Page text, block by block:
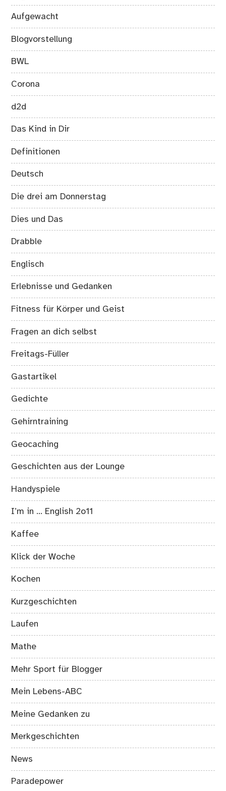
Aufgewacht
Blogvorstellung
BWL
Corona
d2d
Das Kind in Dir
Definitionen
Deutsch
Die drei am Donnerstag
Dies und Das
Drabble
Englisch
Erlebnisse und Gedanken
Fitness für Körper und Geist
Fragen an dich selbst
Freitags-Füller
Gastartikel
Gedichte
Gehirntraining
Geocaching
Geschichten aus der Lounge
Handyspiele
I’m in … English 2o11
Kaffee
Klick der Woche
Kochen
Kurzgeschichten
Laufen
Mathe
Mehr Sport für Blogger
Mein Lebens-ABC
Meine Gedanken zu
Merkgeschichten
News
Paradepower